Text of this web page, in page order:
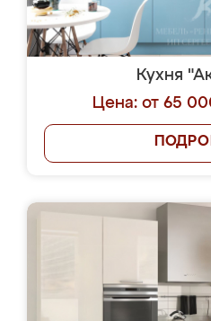
Кухня
Цена: от 65